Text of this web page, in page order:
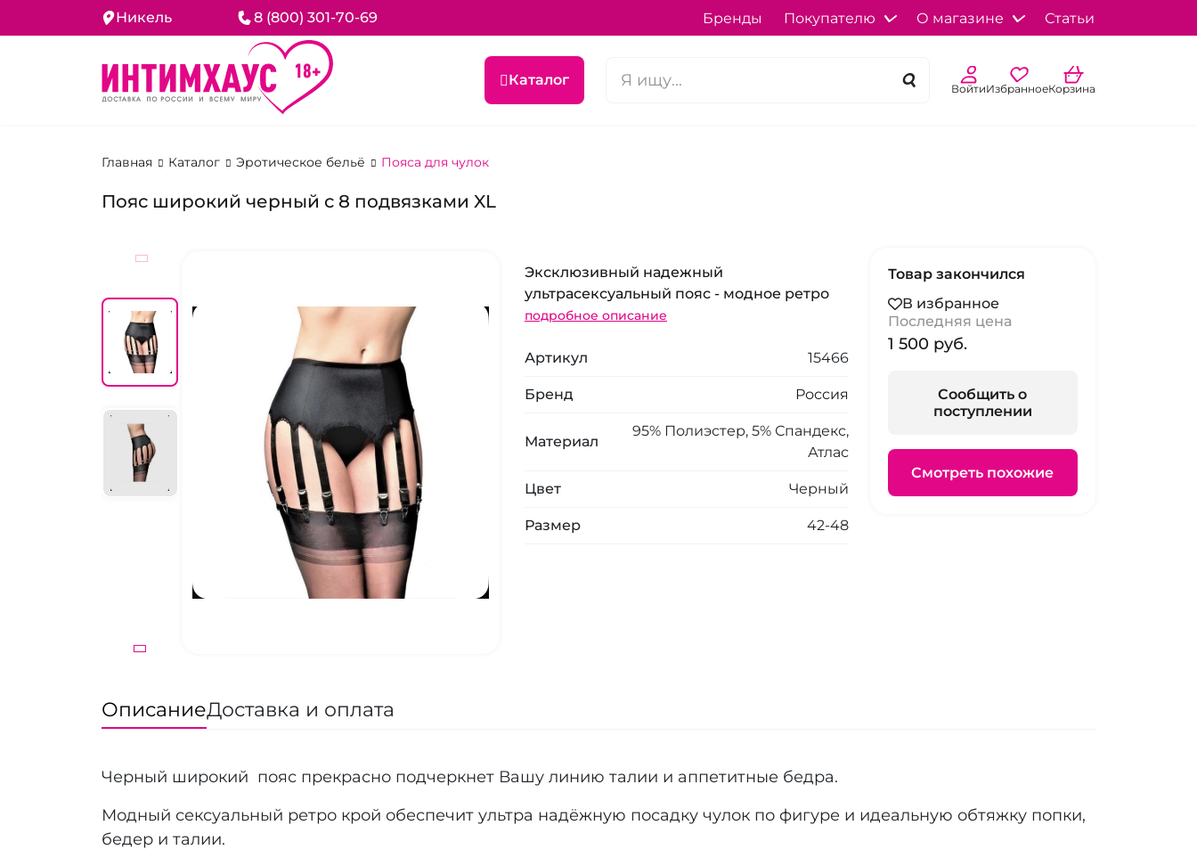
Никель 8 (800) 301-70-69 Бренды Покупателю О магазине Статьи
Каталог ВойтиИзбранноеКорзина
Главная Каталог Эротическое бельё Пояса для чулок
Пояс широкий черный с 8 подвязками XL
Эксклюзивный надежный
ультрасексуальный пояс - модное ретро
подробное описание
Артикул 15466
Бренд Россия
Материал
95% Полиэстер, 5% Спандекс,
Атлас
Цвет Черный
Размер 42-48
Товар закончился
В избранное
Последняя цена
1 500 pуб.
Сообщить о
поступлении
Смотреть похожие
ОписаниеДоставка и оплата
Черный широкий пояс прекрасно подчеркнет Вашу линию талии и аппетитные бедра.
Модный сексуальный ретро крой обеспечит ультра надёжную посадку чулок по фигуре и идеальную обтяжку попки,
бедер и талии.